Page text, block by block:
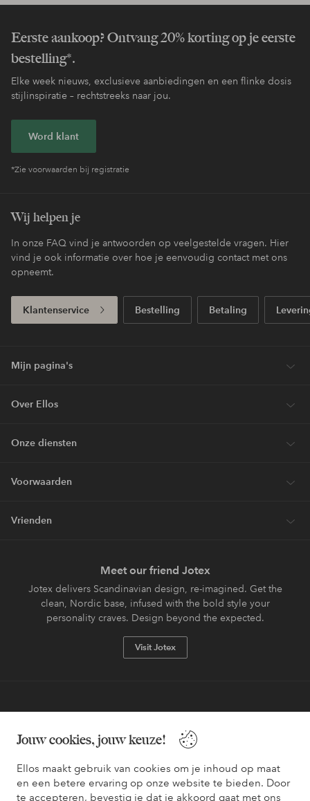
Jouw cookies, jouw keuze!
Ellos maakt gebruik van cookies om je inhoud op maat
en een betere ervaring op onze website te bieden. Door
te accepteren, bevestig je dat je akkoord gaat met ons
Eerste aankoop? Ontvang 20% korting op je eerste
bestelling*.
Elke week nieuws, exclusieve aanbiedingen en een flinke dosis
stijlinspiratie – rechtstreeks naar jou.
Word klant
*Zie voorwaarden bij registratie
Wij helpen je
In onze FAQ vind je antwoorden op veelgestelde vragen. Hier
vind je ook informatie over hoe je eenvoudig contact met ons
opneemt.
Klantenservice Bestelling Betaling
Mijn pagina's
Over Ellos
Onze diensten
Voorwaarden
Vrienden
Meet our friend Jotex
Jotex delivers Scandinavian design, re-imagined. Get the
clean, Nordic base, infused with the bold style your
personality craves. Design beyond the expected.
Visit Jotex
Wil je meer weten over
onze betaalopties